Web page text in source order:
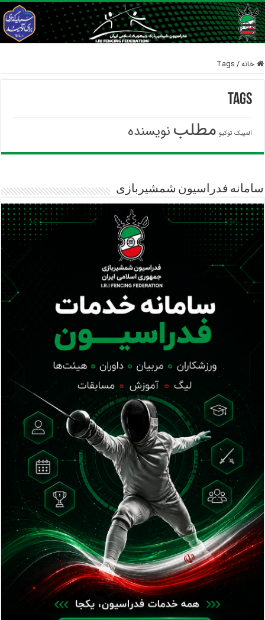
خانه/
Tags
Tags
المپیک توکیو مطلب نویسنده
سامانه فدراسیون شمشیربازی